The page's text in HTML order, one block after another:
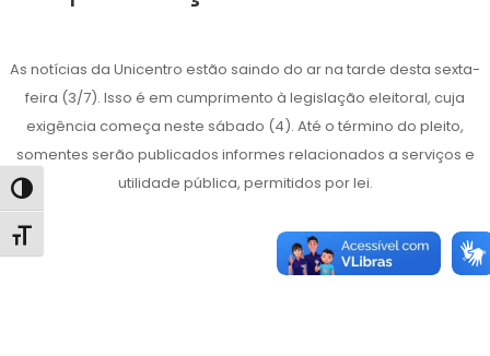
Alternar alto contraste
Alternar tamanho da fonte
As notícias da Unicentro estão saindo do ar na tarde desta sexta-
feira (3/7). Isso é em cumprimento à legislação eleitoral, cuja
exigência começa neste sábado (4). Até o término do pleito,
somentes serão publicados informes relacionados a serviços e
utilidade pública, permitidos por lei.